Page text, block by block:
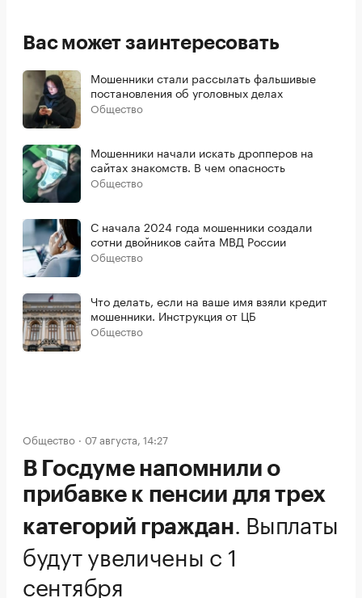
Вас может заинтересовать
Мошенники стали рассылать фальшивые
постановления об уголовных делах
Общество
Мошенники начали искать дропперов на
сайтах знакомств. В чем опасность
Общество
С начала 2024 года мошенники создали
сотни двойников сайта МВД России
Общество
Что делать, если на ваше имя взяли кредит
мошенники. Инструкция от ЦБ
Общество
Общество 07 августа, 14:27
В Госдуме напомнили о
прибавке к пенсии для трех
категорий граждан. Выплаты
будут увеличены с 1
сентября